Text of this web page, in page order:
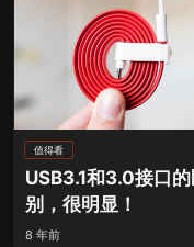
值得看
USB3.1和3.0接口
别，很明显！
8 年前